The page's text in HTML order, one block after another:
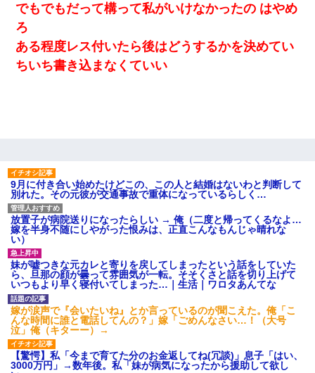
彼女(37)の情欲がえげつない件ｗｗｗｗｗｗｗ
嫁が弁護士を連れてきて「悪いと思うなら慰謝料を払って離婚し
ろ」→ 俺「完全に恐喝になってますね」「お前、これが詐欺だっ
て知ってる？」
でもでもだって構って私がいけなかったの はやめ
ろ
ある程度レス付いたら後はどうするかを決めてい
ちいち書き込まなくていい
9月に付き合い始めたけどこの、この人と結婚はないわと判断して
別れた。その元彼が交通事故で重体になっているらしく…
放置子が病院送りになったらしい → 俺（二度と帰ってくるなよ…
嫁を半身不随にしやがった恨みは、正直こんなもんじゃ晴れな
い）
妹が嘘つきな元カレと寄りを戻してしまったという話をしていた
ら、旦那の顔が曇って雰囲気が一転。そそくさと話を切り上げて
いつもより早く寝付いてしまった…｜生活｜ワロタあんてな
嫁が涙声で『会いたいね』とか言っているのが聞こえた。俺「こ
んな時間に誰と電話してんの？」嫁「ごめんなさい…！（大号
泣」俺（キターー）→
【驚愕】私「今まで育てた分のお金返してね(冗談)」息子「はい、
3000万円」→数年後。私「妹が病気になったから援助して欲し